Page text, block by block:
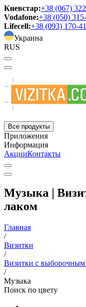
Киевстар:+38 (067)
Vodafone:+38 (050)
Lifecell:+38 (093) 170-
Украина
RUS
Все продукты
Приложения
Информация
АкцииКонтакты
Музыка |
лаком
Главная
/
Визитки
/
Визитки с
/
Музыка
Поиск по цвету